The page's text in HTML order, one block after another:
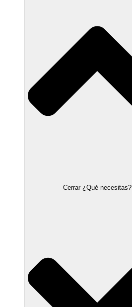
Cerrar ¿Qué necesitas?